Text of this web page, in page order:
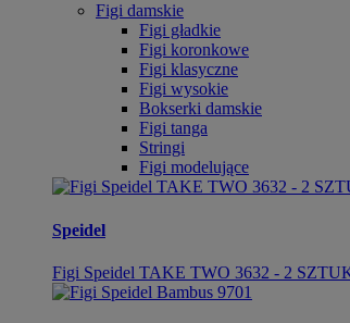
Figi damskie
Figi gładkie
Figi koronkowe
Figi klasyczne
Figi wysokie
Bokserki damskie
Figi tanga
Stringi
Figi modelujące
Speidel
Figi Speidel TAKE TWO 3632 - 2